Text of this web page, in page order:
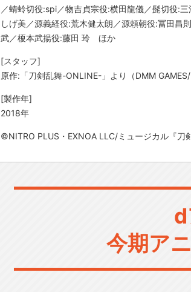
／蜻蛉切役:spi／物吉貞宗役:横田龍儀／髭切役:
しげ美／源義経役:荒木健太朗／源頼朝役:冨田昌
武／榎本武揚役:藤田 玲 ほか
[スタッフ]
原作:「刀剣乱舞-ONLINE-」より（DMM
[製作年]
2018年
©NITRO PLUS・EXNOA LLC/ミュージカル『刀
今期ア